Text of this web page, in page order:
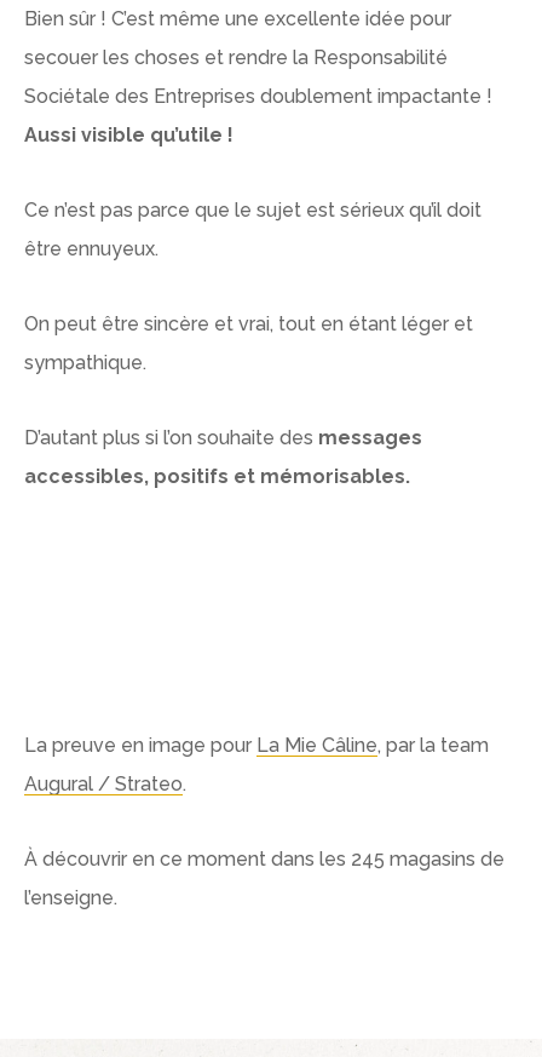
Bien sûr ! C’est même une excellente idée pour
secouer les choses et rendre la Responsabilité
Sociétale des Entreprises doublement impactante !
Aussi visible qu’utile !
Ce n’est pas parce que le sujet est sérieux qu’il doit
être ennuyeux.
On peut être sincère et vrai, tout en étant léger et
sympathique.
D’autant plus si l’on souhaite des messages
accessibles, positifs et mémorisables.
La preuve en image pour La Mie Câline, par la team
Augural / Strateo.
À découvrir en ce moment dans les 245 magasins de
l’enseigne.